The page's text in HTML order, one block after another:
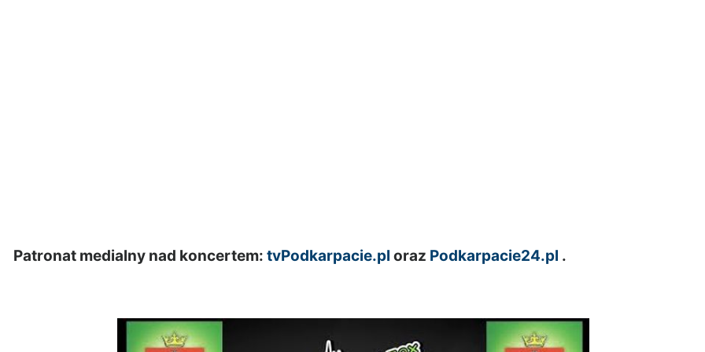
Patronat medialny nad koncertem: tvPodkarpacie.pl oraz Podkarpacie24.pl .